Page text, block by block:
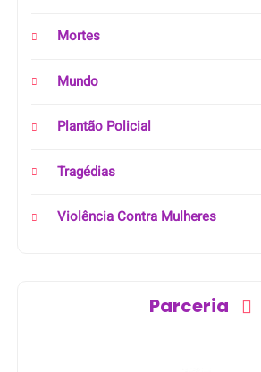
Mortes
Mundo
Plantão Policial
Tragédias
Violência Contra Mulheres
Parceria